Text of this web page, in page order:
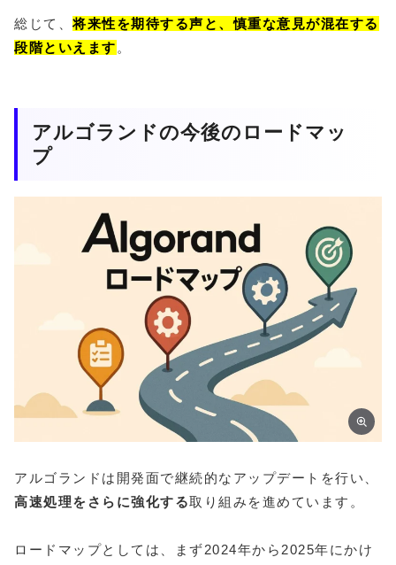
総じて、将来性を期待する声と、慎重な意見が混在する
段階といえます 。
アルゴランドの今後のロードマッ
プ
アルゴランドは開発面で継続的なアップデートを行い、
高速処理をさらに強化する取り組みを進めています。
ロードマップとしては、まず2024年から2025年にかけ